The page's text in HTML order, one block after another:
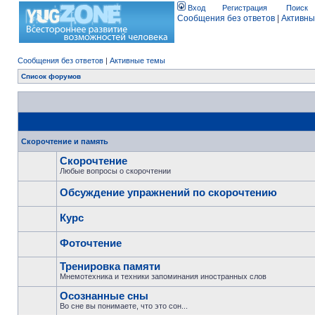
Вход Регистрация Поиск
Сообщения без ответов
Сообщения без ответов | Активные темы
Список форумов
Скорочтение и память
Скорочтение
Любые вопросы о скорочтении
Обсуждение упражнений по скорочтению
Курс
Фоточтение
Тренировка памяти
Мнемотехника и техники запоминания иностранных слов
Осознанные сны
Во сне вы понимаете, что это сон...